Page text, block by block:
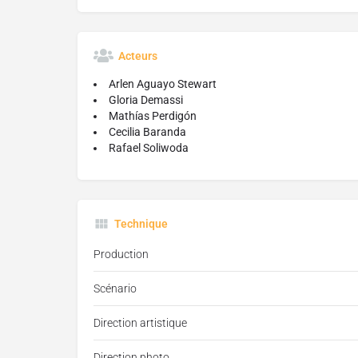
Acteurs
Arlen Aguayo Stewart
Gloria Demassi
Mathías Perdigón
Cecilia Baranda
Rafael Soliwoda
Technique
Production
Scénario
Direction artistique